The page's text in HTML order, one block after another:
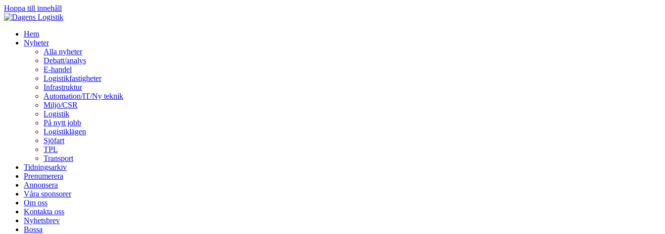
Hoppa till innehåll
Hem
Nyheter
Alla nyheter
Debatt/analys
E-handel
Logistikfastigheter
Infrastruktur
Automation/IT/Ny teknik
Miljö/CSR
Logistik
På nytt jobb
Logistiklägen
Sjöfart
TPL
Transport
Tidningsarkiv
Prenumerera
Annonsera
Våra sponsorer
Om oss
Kontakta oss
Nyhetsbrev
Bossa